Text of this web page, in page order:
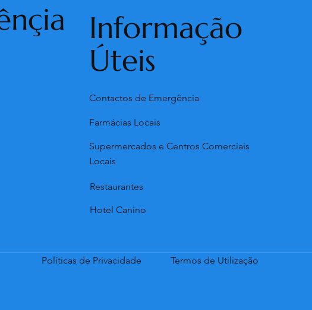
Informação
Úteis
Contactos de Emergência
Farmácias Locais
Supermercados e Centros Comerciais
Locais
Restaurantes
Hotel Canino
Políticas de Privacidade Termos de Utilização